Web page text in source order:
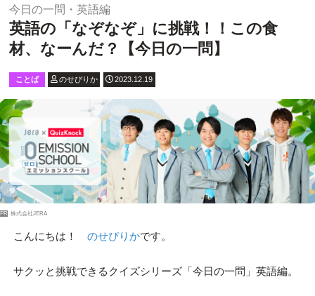
今日の一問・英語編
英語の「なぞなぞ」に挑戦！！この食
材、なーんだ？【今日の一問】
ことば のせぴりか 2023.12.19
PR 株式会社JERA
こんにちは！ のせぴりかです。
サクッと挑戦できるクイズシリーズ「今日の一問」英語編。